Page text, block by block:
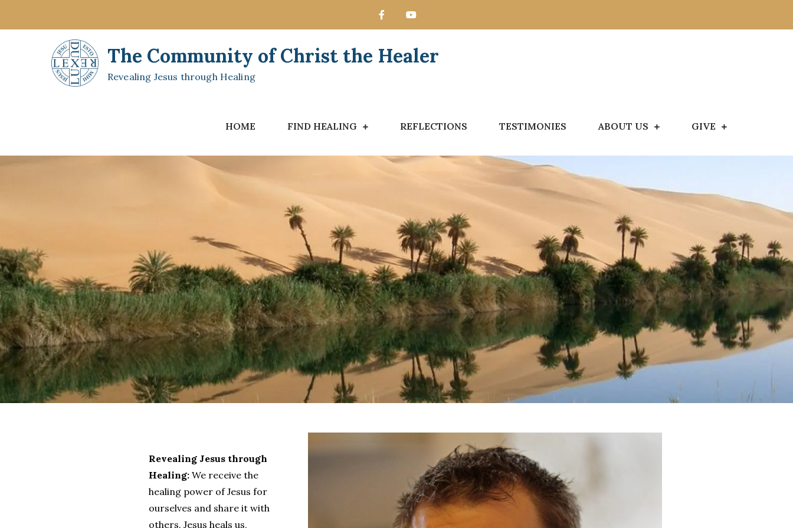
The Community of Christ the Healer
Revealing Jesus through Healing
HOME FIND HEALING REFLECTIONS TESTIMONIES ABOUT US GIVE
Revealing Jesus through
Healing: We receive the
healing power of Jesus for
ourselves and share it with
others. Jesus heals us,